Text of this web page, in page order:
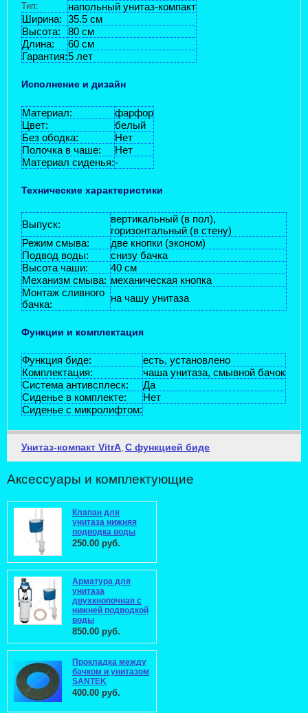
Тип:
напольный унитаз-компакт
Ширина: 35.5 см
Высота:
80 см
Длина:
60 см
Гарантия:5 лет
Исполнение и дизайн
Материал:
фарфор
Цвет:
белый
Без ободка:
Нет
Полочка в чаше:
Нет
Материал сиденья:-
Технические характеристики
Выпуск:
вертикальный (в пол),
горизонтальный (в стену)
Режим смыва:
две кнопки (эконом)
Подвод воды:
снизу бачка
Высота чаши:
40 см
Механизм смыва: механическая кнопка
Монтаж сливного
бачка:
на чашу унитаза
Функции и комплектация
Функция биде:
есть, установлено
Комплектация:
чаша унитаза, смывной бачок
Система антивсплеск:
Да
Сиденье в комплекте:
Нет
Сиденье с микролифтом:
Унитаз-компакт VitrA, С функцией биде
Аксессуары и комплектующие
Клапан для
унитаза нижняя
подводка воды
250.00 руб.
Арматура для
унитаза
двухкнопочная с
нижней подводкой
воды
850.00 руб.
Прокладка между
бачком и унитазом
SANTEK
400.00 руб.